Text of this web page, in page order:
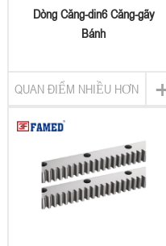
Dòng Căng-din6 Căng-gãy
Bánh
QUAN ĐIỂM NHIỀU HƠN